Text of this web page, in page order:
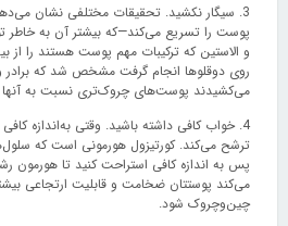
3. سیگار نکشید. تحقیقات مختلفی نشان
پوست را تسریع می‌کند—که بیشتر آن به خاطر
و الاستین که ترکیبات مهم پوست هستند را از
روی دوقلوها انجام گرفت مشخص شد که برادر
می‌کشیدند پوست‌های چروک‌تری نسبت به آنها
4. خواب کافی داشته باشید. وقتی به‌اندازه
ترشح می‌کند. کورتیزول هورمونی است که
پس به اندازه کافی استراحت کنید تا هورمون
می‌کند پوستتان ضخامت و قابلیت ارتجاعی
چین‌وچروک شود.